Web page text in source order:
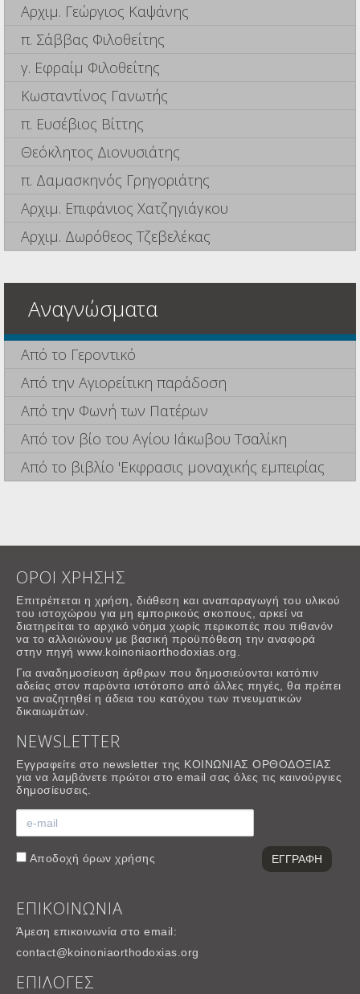
Αρχιμ. Γεώργιος Καψάνης
π. Σάββας Φιλοθεΐτης
γ. Εφραίμ Φιλοθεΐτης
Κωσταντίνος Γανωτής
π. Ευσέβιος Βίττης
Θεόκλητος Διονυσιάτης
π. Δαμασκηνός Γρηγοριάτης
Αρχιμ. Επιφάνιος Χατζηγιάγκου
Αρχιμ. Δωρόθεος Τζεβελέκας
Αναγνώσματα
Από το Γεροντικό
Από την Αγιορείτικη παράδοση
Από την Φωνή των Πατέρων
Από τον βίο του Αγίου Ιάκωβου Τσαλίκη
Από το βιβλίο 'Εκφρασις μοναχικής εμπειρίας
ΟΡΟΙ ΧΡΗΣΗΣ
Επιτρέπεται η χρήση, διάθεση και αναπαραγωγή του υλικού
του ιστοχώρου για μη εμπορικούς σκοπους, αρκεί να
διατηρείται το αρχικό νόημα χωρίς περικοπές που πιθανόν
να το αλλοιώνουν με βασική προϋπόθεση την αναφορά
στην πηγή www.koinoniaorthodoxias.org.
Για αναδημοσίευση άρθρων που δημοσιεύονται κατόπιν
αδείας στον παρόντα ιστότοπο από άλλες πηγές, θα πρέπει
να αναζητηθεί η άδεια του κατόχου των πνευματικών
δικαιωμάτων.
NEWSLETTER
Εγγραφείτε στο newsletter της ΚΟΙΝΩΝΙΑΣ ΟΡΘΟΔΟΞΙΑΣ
για να λαμβάνετε πρώτοι στο email σας όλες τις καινούργιες
δημοσίευσεις.
Αποδοχή όρων χρήσης
ΕΠΙΚΟΙΝΩΝΙΑ
Άμεση επικοινωνία στο email:
contact@koinoniaorthodoxias.org
ΕΠΙΛΟΓΕΣ